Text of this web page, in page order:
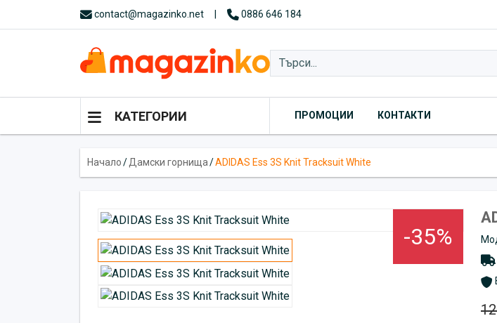
contact@magazinko.net 0886 646 184
КАТЕГОРИИ ПРОМОЦИИ КОНТАКТИ
Начало/Дамски горнища/ADIDAS Ess 3S Knit Tracksuit White
-35%